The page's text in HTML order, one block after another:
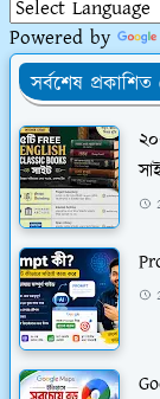
Powered by
সর্বশেষ